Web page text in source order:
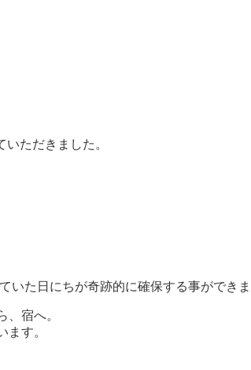
ただきました。
いた日にちが奇跡的に確保する事ができま
宿へ。
す。